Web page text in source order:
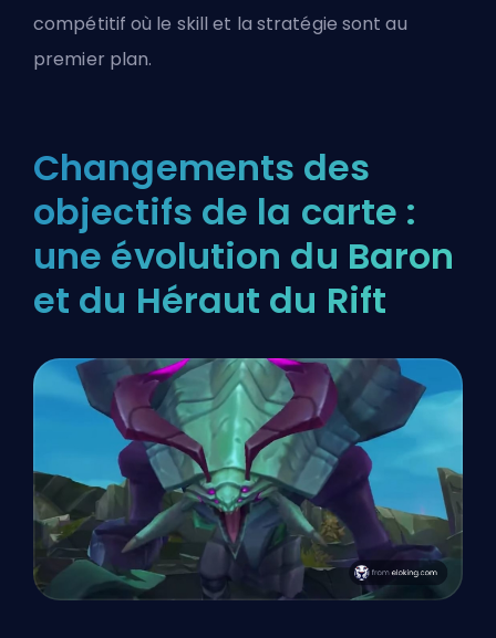
compétitif où le skill et la stratégie sont au
premier plan.
Changements des
objectifs de la carte :
une évolution du Baron
et du Héraut du Rift